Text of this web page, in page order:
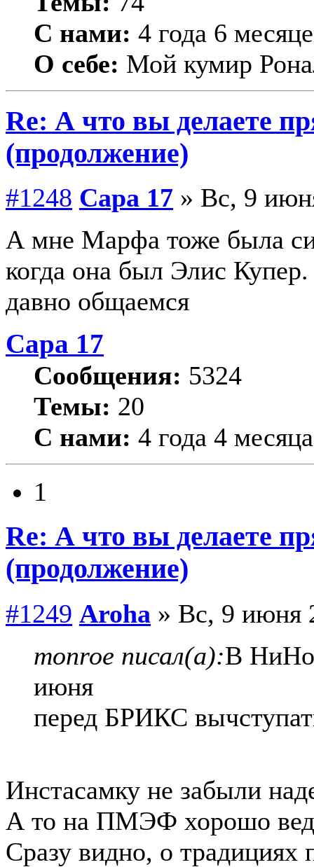
С нами: 4 года 6
О себе: Мой кумир
Re: А что вы делаете
(продолжение)
#1248 Сара 17 » Вс, 9
А мне Марфа тоже была
когда она был Элис
давно общаемся
Сара 17
Сообщения: 5324
Темы: 20
С нами: 4 года 4 месяца
1
Re: А что вы делаете
(продолжение)
#1249 Aroha » Вс, 9 июня
monroe писал(а):В НиНо
июня
перед БРИКС
Инстасамку не забыли
А то на ПМЭФ хорошо
Сразу видно, о традициях